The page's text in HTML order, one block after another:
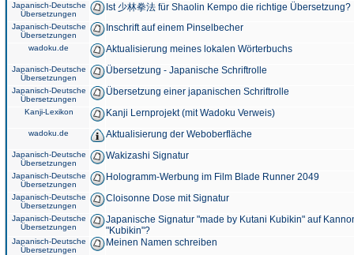
Japanisch-Deutsche
Übersetzungen
Ist 少林拳法 für Shaolin Kempo die richtige Übersetzung?
Japanisch-Deutsche
Übersetzungen
Inschrift auf einem Pinselbecher
wadoku.de Aktualisierung meines lokalen Wörterbuchs
Japanisch-Deutsche
Übersetzungen
Übersetzung - Japanische Schriftrolle
Japanisch-Deutsche
Übersetzungen
Übersetzung einer japanischen Schriftrolle
Kanji-Lexikon Kanji Lernprojekt (mit Wadoku Verweis)
wadoku.de Aktualisierung der Weboberfläche
Japanisch-Deutsche
Übersetzungen
Wakizashi Signatur
Japanisch-Deutsche
Übersetzungen
Hologramm-Werbung im Film Blade Runner 2049
Japanisch-Deutsche
Übersetzungen
Cloisonne Dose mit Signatur
Japanisch-Deutsche
Übersetzungen
Japanische Signatur "made by Kutani Kubikin" auf
"Kubikin"?
Japanisch-Deutsche
Übersetzungen
Meinen Namen schreiben